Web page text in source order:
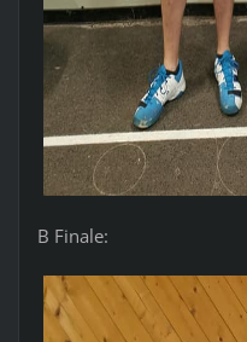
B Finale: